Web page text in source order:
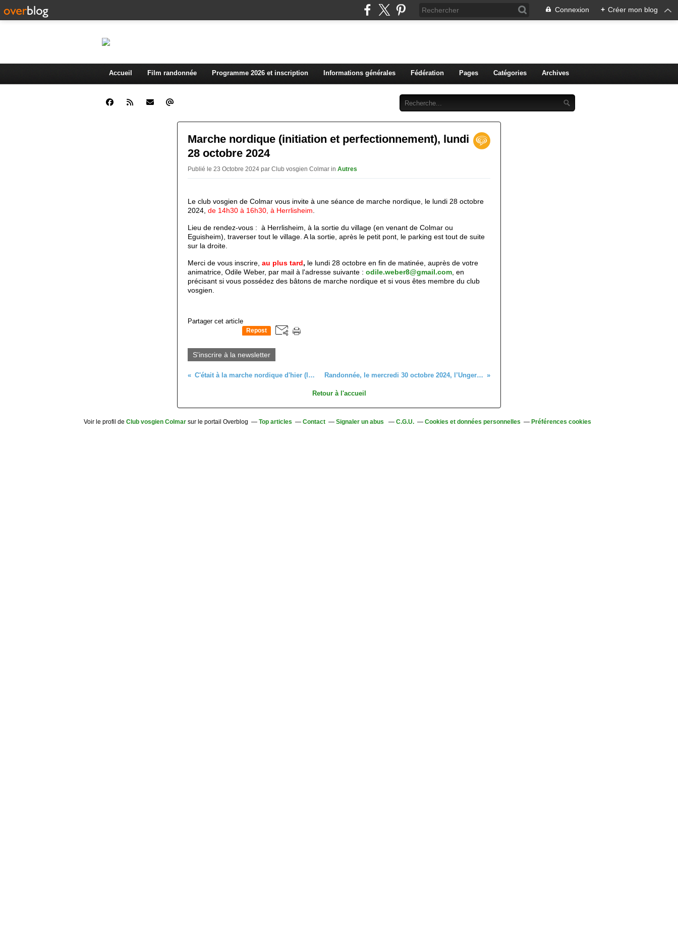
Connexion + Créer mon blog
Accueil Film randonnée Programme 2026 et inscription Informations générales Fédération Pages Catégories Archives
Marche nordique (initiation et perfectionnement), lundi
28 octobre 2024
Publié le 23 Octobre 2024 par Club vosgien Colmar in Autres
Le club vosgien de Colmar vous invite à une séance de marche nordique, le lundi 28 octobre
2024, de 14h30 à 16h30, à Herrlisheim
Lieu de rendez-vous : à Herrlisheim, à la sortie du village (en venant de Colmar ou
Eguisheim), traverser tout le village. A la sortie, après le petit pont, le parking est tout de suite
sur la droite.
Merci de vous inscrire, au plus tard, le lundi 28 octobre en fin de matinée, auprès de votre
animatrice, Odile Weber, par mail à l'adresse suivante : odile.weber8@gmail.com , en
précisant si vous possédez des bâtons de marche nordique et si vous êtes membre du club
vosgien.
Partager cet article
Repost
S'inscrire à la newsletter
C'était à la marche nordique d'hier (lundi 21 octobre 2024) Randonnée, le mercredi 30 octobre 2024, l’Ungersberg au départ d’Andlau
Retour à l'accueil
Voir le profil de Club vosgien Colmar sur le portail Overblog Top articles Contact Signaler un abus C.G.U. Cookies et données personnelles Préférences cookies